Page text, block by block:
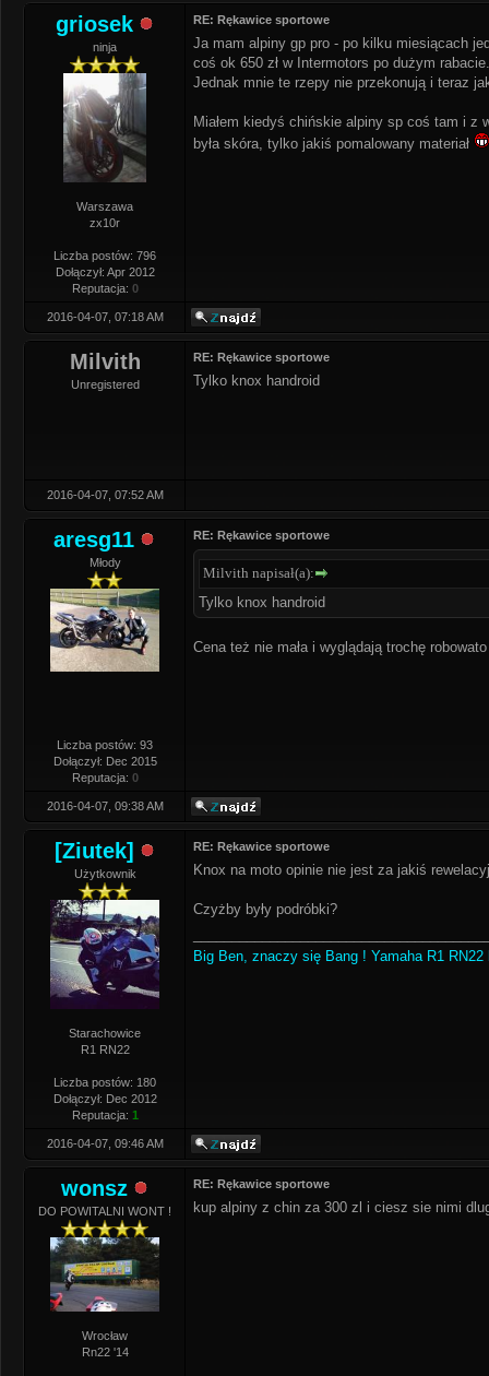
griosek
ninja
Warszawa
zx10r
Liczba postów: 796
Dołączył: Apr 2012
Reputacja: 0
RE: Rękawice sportowe
Ja mam alpiny gp pro - po kilku miesiącach
coś ok 650 zł w Intermotors po dużym
Jednak mnie te rzepy nie przekonują i teraz
Miałem kiedyś chińskie alpiny sp coś tam i z
była skóra, tylko jakiś pomalowany materiał
2016-04-07, 07:18 AM
Milvith
Unregistered
RE: Rękawice sportowe
Tylko knox handroid
2016-04-07, 07:52 AM
aresg11
Młody
Liczba postów: 93
Dołączył: Dec 2015
Reputacja: 0
RE: Rękawice sportowe
Milvith napisał(a):
Tylko knox handroid
Cena też nie mała i wyglądają trochę
2016-04-07, 09:38 AM
[Ziutek]
Użytkownik
Starachowice
R1 RN22
Liczba postów: 180
Dołączył: Dec 2012
Reputacja: 1
RE: Rękawice sportowe
Knox na moto opinie nie jest za jakiś
Czyżby były podróbki?
Big Ben, znaczy się Bang ! Yamaha R1
2016-04-07, 09:46 AM
wonsz
DO POWITALNI WONT !
Wrocław
Rn22 '14
RE: Rękawice sportowe
kup alpiny z chin za 300 zl i ciesz sie nimi